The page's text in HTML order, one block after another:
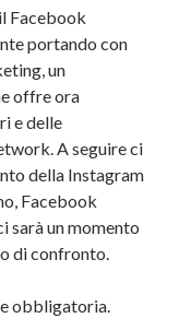
Facebook
portando con
un
offre ora
e delle
A seguire ci
della Instagram
Facebook
sarà un momento
di confronto.
obbligatoria.